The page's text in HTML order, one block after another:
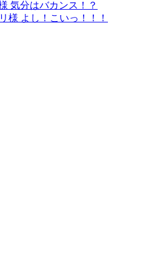
気分はバカンス！？
様 よし！こいっ！！！